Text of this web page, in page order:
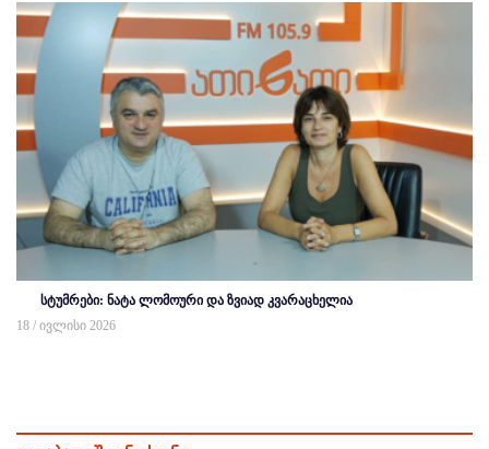
სტუმრები: ნატა ლომოური და ზვიად კვარაცხელია
18 / ივლისი 2026